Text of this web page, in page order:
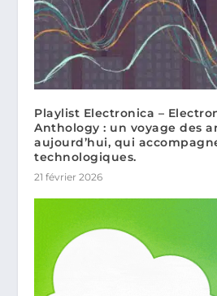
Playlist Electronica –
Anthology : un voyage des
aujourd’hui, qui
technologiques.
21 février 2026